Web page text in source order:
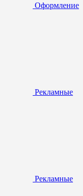
Оформление
Рекламные
Рекламные